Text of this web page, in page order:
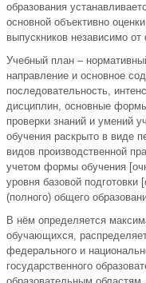
образования
основной объективно
выпускников независимо
Учебный план –
направление и основное
последовательность,
дисциплин, основные
проверки знаний и умений
обучения раскрыто в виде
видов производственной
учетом формы обучения
уровня базовой подготовки
(полного) общего
В нём определяется
обучающихся,
федерального и
государственного